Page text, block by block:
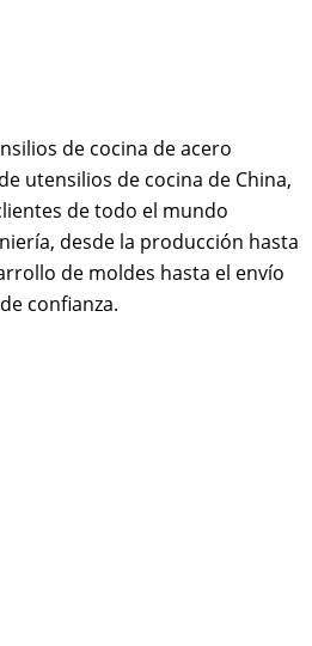
de cocina de acero
utensilios de cocina de China,
de todo el mundo
desde la producción hasta
de moldes hasta el envío
confianza.